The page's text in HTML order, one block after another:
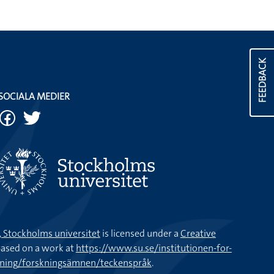
FEEDBACK
MEDIER
universitetis licensed under aCreative
on a work athttps://www.su.se/institutionen-for-
forskningsämnen/teckenspråk.